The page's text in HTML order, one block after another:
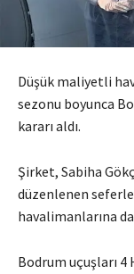
Düşük maliyetli
sezonu boyunca
kararı aldı.
Şirket, Sabiha
düzenlenen
havalimanlarına
Bodrum uçuşları 4